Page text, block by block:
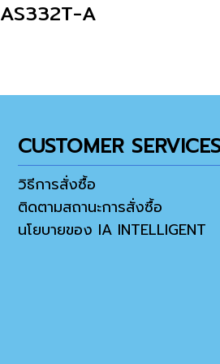
AS332T-A
CUSTOMER
วิธีการสั่งซื้อ
ติดตามสถานะการสั่งซื้อ
นโยบายของ IA INTELLIGENT